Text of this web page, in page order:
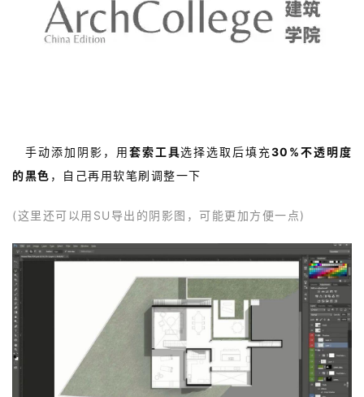
设
计
城
市
与
景
观
注册
手动添加阴影，用套索工具选择选取后填充30%不透明度
的黑色 ，自己再用软笔刷调整一下
(这里还可以用SU导出的阴影图，可能更加方便一点)